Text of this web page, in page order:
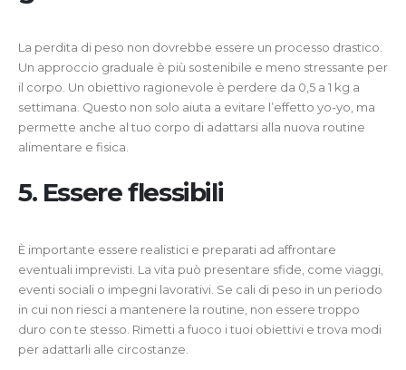
La perdita di peso non dovrebbe essere un processo drastico.
Un approccio graduale è più sostenibile e meno stressante per
il corpo. Un obiettivo ragionevole è perdere da 0,5 a 1 kg a
settimana. Questo non solo aiuta a evitare l’effetto yo-yo, ma
permette anche al tuo corpo di adattarsi alla nuova routine
alimentare e fisica.
5. Essere flessibili
È importante essere realistici e preparati ad affrontare
eventuali imprevisti. La vita può presentare sfide, come viaggi,
eventi sociali o impegni lavorativi. Se cali di peso in un periodo
in cui non riesci a mantenere la routine, non essere troppo
duro con te stesso. Rimetti a fuoco i tuoi obiettivi e trova modi
per adattarli alle circostanze.